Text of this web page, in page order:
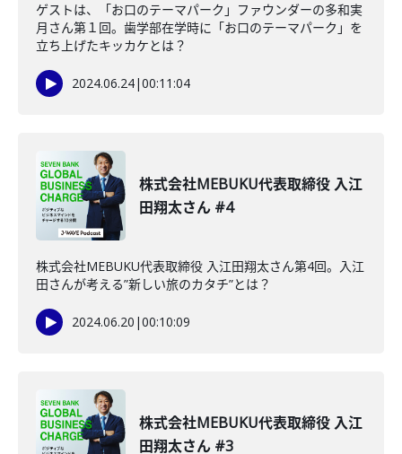
ゲストは、「お口のテーマパーク」ファウンダーの多和実
月さん第１回。歯学部在学時に「お口のテーマパーク」を
立ち上げたキッカケとは？
2024.06.24|00:11:04
株式会社MEBUKU代表取締役 入江
田翔太さん #4
株式会社MEBUKU代表取締役 入江田翔太さん第4回。入江
田さんが考える”新しい旅のカタチ”とは？
2024.06.20 |00:10:09
株式会社MEBUKU代表取締役 入江
田翔太さん #3